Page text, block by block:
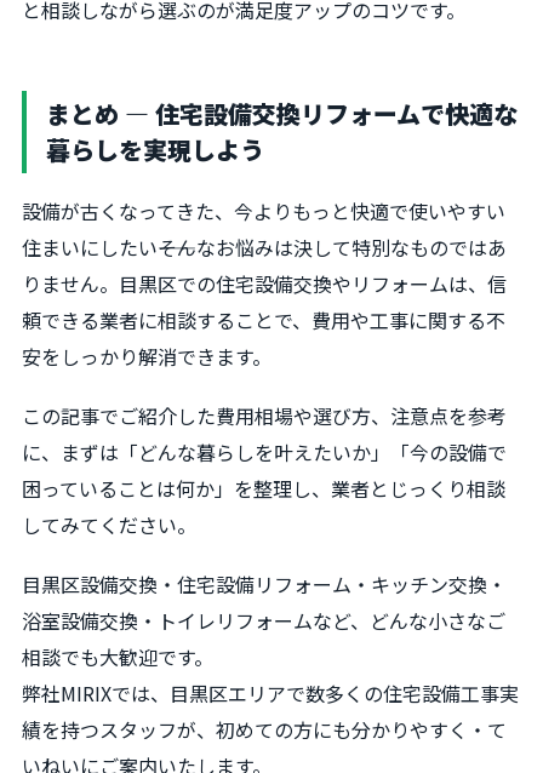
と相談しながら選ぶのが満足度アップのコツです。
まとめ ― 住宅設備交換リフォームで快適な
暮らしを実現しよう
設備が古くなってきた、今よりもっと快適で使いやすい
住まいにしたい――そんなお悩みは決して特別なものではあ
りません。目黒区での住宅設備交換やリフォームは、信
頼できる業者に相談することで、費用や工事に関する不
安をしっかり解消できます。
この記事でご紹介した費用相場や選び方、注意点を参考
に、まずは「どんな暮らしを叶えたいか」「今の設備で
困っていることは何か」を整理し、業者とじっくり相談
してみてください。
目黒区設備交換・住宅設備リフォーム・キッチン交換・
浴室設備交換・トイレリフォームなど、どんな小さなご
相談でも大歓迎です。
弊社MIRIXでは、目黒区エリアで数多くの住宅設備工事実
績を持つスタッフが、初めての方にも分かりやすく・て
いねいにご案内いたします。